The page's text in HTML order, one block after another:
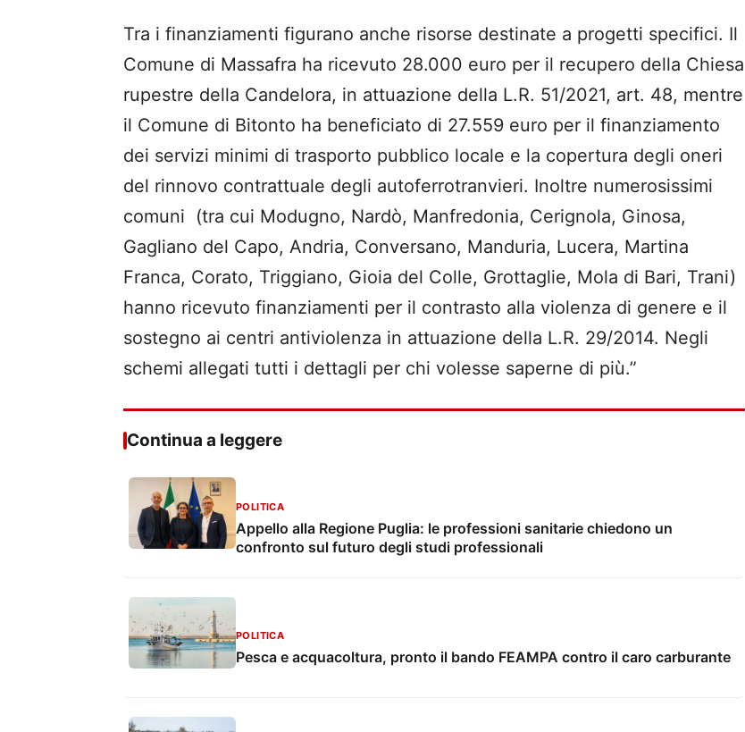
Tra i finanziamenti figurano anche risorse destinate a progetti specifici. Il
Comune di Massafra ha ricevuto 28.000 euro per il recupero della Chiesa
rupestre della Candelora, in attuazione della L.R. 51/2021, art. 48, mentre
il Comune di Bitonto ha beneficiato di 27.559 euro per il finanziamento
dei servizi minimi di trasporto pubblico locale e la copertura degli oneri
del rinnovo contrattuale degli autoferrotranvieri. Inoltre numerosissimi
comuni (tra cui Modugno, Nardò, Manfredonia, Cerignola, Ginosa,
Gagliano del Capo, Andria, Conversano, Manduria, Lucera, Martina
Franca, Corato, Triggiano, Gioia del Colle, Grottaglie, Mola di Bari, Trani)
hanno ricevuto finanziamenti per il contrasto alla violenza di genere e il
sostegno ai centri antiviolenza in attuazione della L.R. 29/2014. Negli
schemi allegati tutti i dettagli per chi volesse saperne di più.”
Continua a leggere
POLITICA
Appello alla Regione Puglia: le professioni sanitarie chiedono un
confronto sul futuro degli studi professionali
POLITICA
Pesca e acquacoltura, pronto il bando FEAMPA contro il caro carburante